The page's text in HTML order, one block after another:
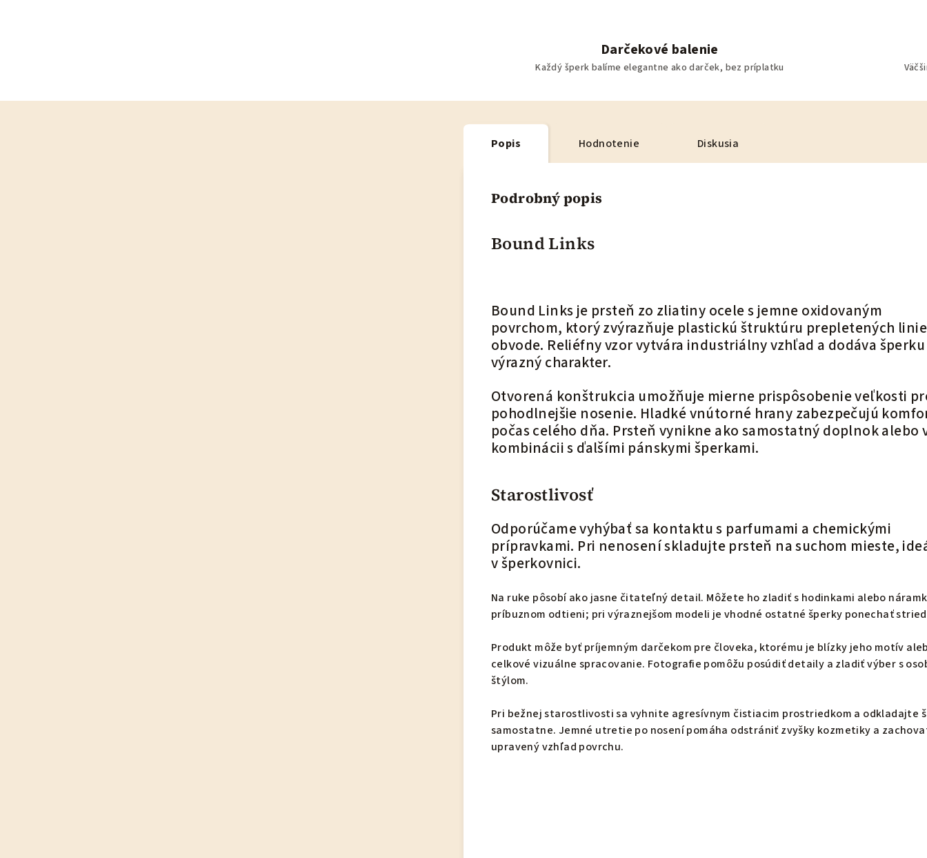
Darčekové balenie
Každý šperk balíme elegantne ako darček, bez príplatku
Popis Hodnotenie Diskusia
Podrobný popis
Bound Links
Bound Links je prsteň zo zliatiny ocele s jemne oxidovaným
povrchom, ktorý zvýrazňuje plastickú štruktúru prepletených
obvode. Reliéfny vzor vytvára industriálny vzhľad a dodáva šperku
výrazný charakter.
Otvorená konštrukcia umožňuje mierne prispôsobenie veľkosti
pohodlnejšie nosenie. Hladké vnútorné hrany zabezpečujú
počas celého dňa. Prsteň vynikne ako samostatný doplnok alebo
kombinácii s ďalšími pánskymi šperkami.
Starostlivosť
Odporúčame vyhýbať sa kontaktu s parfumami a chemickými
prípravkami. Pri nenosení skladujte prsteň na suchom mieste,
v šperkovnici.
Na ruke pôsobí ako jasne čitateľný detail. Môžete ho zladiť s hodinkami alebo
príbuznom odtieni; pri výraznejšom modeli je vhodné ostatné šperky ponechať
Produkt môže byť príjemným darčekom pre človeka, ktorému je blízky jeho motív
celkové vizuálne spracovanie. Fotografie pomôžu posúdiť detaily a zladiť výber s
štýlom.
Pri bežnej starostlivosti sa vyhnite agresívnym čistiacim prostriedkom a odkladajte
samostatne. Jemné utretie po nosení pomáha odstrániť zvyšky kozmetiky a
upravený vzhľad povrchu.